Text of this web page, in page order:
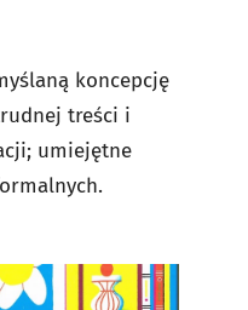
koncepcję
treści i
umiejętne